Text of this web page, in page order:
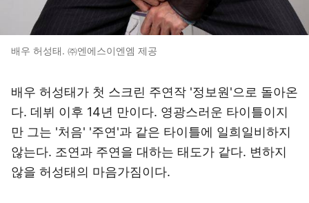
배우 허성태. ㈜엔에스이엔엠 제공
배우 허성태가 첫 스크린 주연작 '정보원'으로 돌아온
다. 데뷔 이후 14년 만이다. 영광스러운 타이틀이지
만 그는 '처음' '주연'과 같은 타이틀에 일희일비하지
않는다. 조연과 주연을 대하는 태도가 같다. 변하지
않을 허성태의 마음가짐이다.